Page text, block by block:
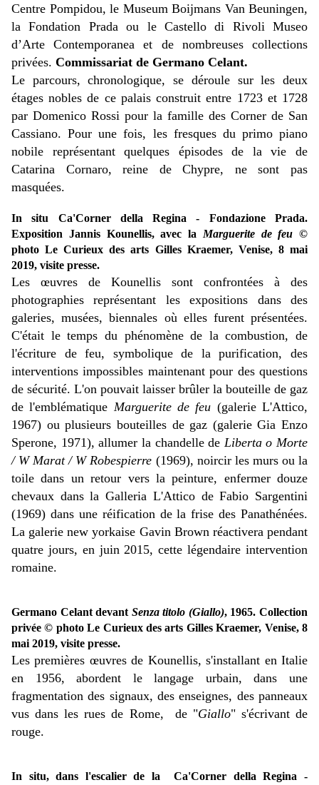
Centre Pompidou, le Museum Boijmans Van Beuningen,
la Fondation Prada ou le Castello di Rivoli Museo
d’Arte Contemporanea et de nombreuses collections
privées. Commissariat de Germano Celant.
Le parcours, chronologique, se déroule sur les deux
étages nobles de ce palais construit entre 1723 et 1728
par Domenico Rossi pour la famille des Corner de San
Cassiano. Pour une fois, les fresques du primo piano
nobile représentant quelques épisodes de la vie de
Catarina Cornaro, reine de Chypre, ne sont pas
masquées.
In situ Ca'Corner della Regina - Fondazione Prada.
Exposition Jannis Kounellis, avec la Marguerite de feu ©
photo Le Curieux des arts Gilles Kraemer, Venise, 8 mai
2019, visite presse.
Les œuvres de Kounellis sont confrontées à des
photographies représentant les expositions dans des
galeries, musées, biennales où elles furent présentées.
C'était le temps du phénomène de la combustion, de
l'écriture de feu, symbolique de la purification, des
interventions impossibles maintenant pour des questions
de sécurité. L'on pouvait laisser brûler la bouteille de gaz
de l'emblématique Marguerite de feu (galerie L'Attico,
1967) ou plusieurs bouteilles de gaz (galerie Gia Enzo
Sperone, 1971), allumer la chandelle de Liberta o Morte
/ W Marat / W Robespierre (1969), noircir les murs ou la
toile dans un retour vers la peinture, enfermer douze
chevaux dans la Galleria L'Attico de Fabio Sargentini
(1969) dans une réification de la frise des Panathénées.
La galerie new yorkaise Gavin Brown réactivera pendant
quatre jours, en juin 2015, cette légendaire intervention
romaine.
Germano Celant devant Senza titolo (Giallo), 1965. Collection
privée © photo Le Curieux des arts Gilles Kraemer, Venise, 8
mai 2019, visite presse.
Les premières œuvres de Kounellis, s'installant en Italie
en 1956, abordent le langage urbain, dans une
fragmentation des signaux, des enseignes, des panneaux
vus dans les rues de Rome, de "Giallo" s'écrivant de
rouge.
In situ, dans l'escalier de la Ca'Corner della Regina -